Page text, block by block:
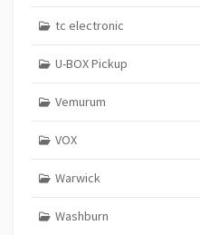
tc electronic
U-BOX Pickup
Vemurum
VOX
Warwick
Washburn